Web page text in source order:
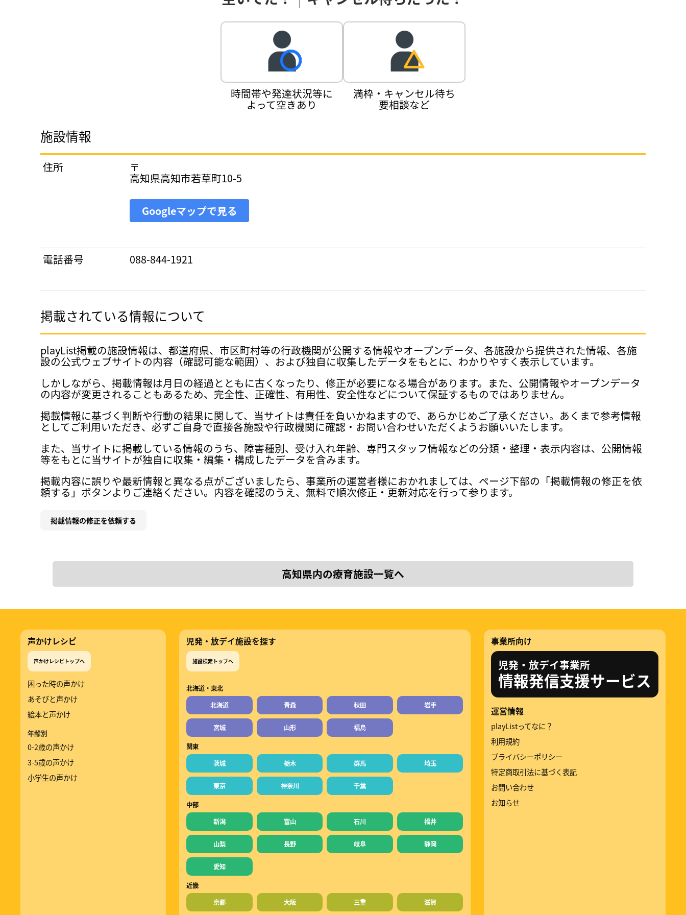
時間帯や発達状況等に
よって空きあり
満枠・キャンセル待ち
要相談など
施設情報
住所 〒
高知県高知市若草町10-5
Googleマップで見る
電話番号 088-844-1921
掲載されている情報について
playList掲載の施設情報は、都道府県、市区町村等の行政機関が公開する情報やオープンデータ、各施設から提供された情報、各施
設の公式ウェブサイトの内容（確認可能な範囲）、および独自に収集したデータをもとに、わかりやすく表示しています。
しかしながら、掲載情報は月日の経過とともに古くなったり、修正が必要になる場合があります。また、公開情報やオープンデータ
の内容が変更されることもあるため、完全性、正確性、有用性、安全性などについて保証するものではありません。
掲載情報に基づく判断や行動の結果に関して、当サイトは責任を負いかねますので、あらかじめご了承ください。あくまで参考情報
としてご利用いただき、必ずご自身で直接各施設や行政機関に確認・お問い合わせいただくようお願いいたします。
また、当サイトに掲載している情報のうち、障害種別、受け入れ年齢、専門スタッフ情報などの分類・整理・表示内容は、公開情報
等をもとに当サイトが独自に収集・編集・構成したデータを含みます。
掲載内容に誤りや最新情報と異なる点がございましたら、事業所の運営者様におかれましては、ページ下部の「掲載情報の修正を依
頼する」ボタンよりご連絡ください。内容を確認のうえ、無料で順次修正・更新対応を行って参ります。
掲載情報の修正を依頼する
高知県内の療育施設一覧へ
声かけレシピ
声かけレシピトップへ
困った時の声かけ
あそびと声かけ
絵本と声かけ
年齢別
0-2歳の声かけ
3-5歳の声かけ
小学生の声かけ
児発・放デイ施設を探す
施設検索トップへ
北海道・東北
北海道
青森 秋田 岩手
宮城 山形 福島
関東
茨城
栃木 群馬 埼玉
東京 神奈川 千葉
中部
新潟
富山 石川 福井
山梨 長野 岐阜 静岡
愛知
近畿
京都
大阪 三重 滋賀
事業所向け
児発・放デイ事業所
情報発信支援サービス
運営情報
playListってなに？
利用規約
プライバシーポリシー
特定商取引法に基づく表記
お問い合わせ
お知らせ